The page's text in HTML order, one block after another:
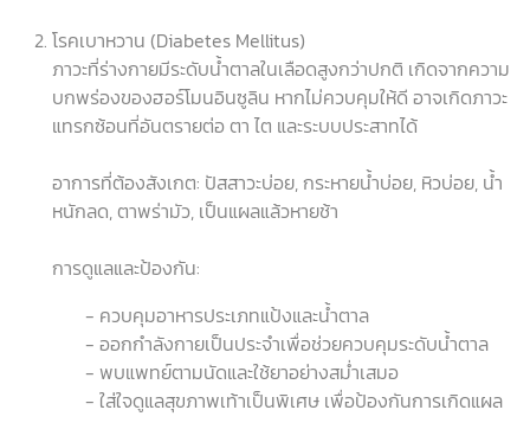
โรคเบาหวาน (Diabetes Mellitus)
ภาวะที่ร่างกายมีระดับน้ำตาลในเลือดสูงกว่าปกติ เกิดจากความ
บกพร่องของฮอร์โมนอินซูลิน หากไม่ควบคุมให้ดี อาจเกิดภาวะ
แทรกซ้อนที่อันตรายต่อ ตา ไต และระบบประสาทได้
อาการที่ต้องสังเกต: ปัสสาวะบ่อย, กระหายน้ำบ่อย, หิวบ่อย, น้ำ
หนักลด, ตาพร่ามัว, เป็นแผลแล้วหายช้า
การดูแลและป้องกัน:
- ควบคุมอาหารประเภทแป้งและน้ำตาล
- ออกกำลังกายเป็นประจำเพื่อช่วยควบคุมระดับน้ำตาล
- พบแพทย์ตามนัดและใช้ยาอย่างสม่ำเสมอ
- ใส่ใจดูแลสุขภาพเท้าเป็นพิเศษ เพื่อป้องกันการเกิดแผล